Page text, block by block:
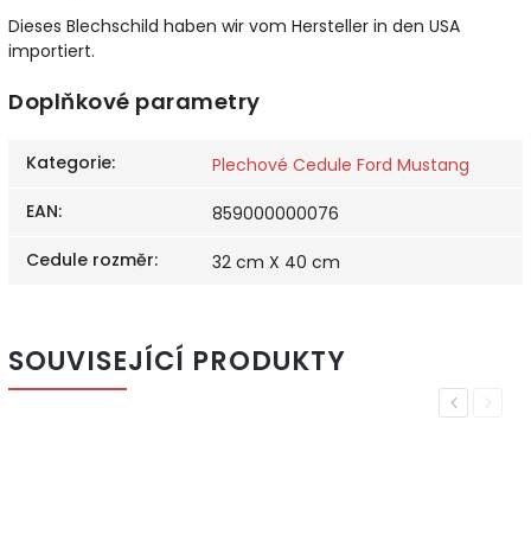
Dieses Blechschild haben wir vom Hersteller in den USA
importiert.
Doplňkové parametry
Kategorie:
Plechové Cedule Ford Mustang
EAN:
859000000076
Cedule rozměr: 32 cm X 40 cm
SOUVISEJÍCÍ PRODUKTY
PreviousNext